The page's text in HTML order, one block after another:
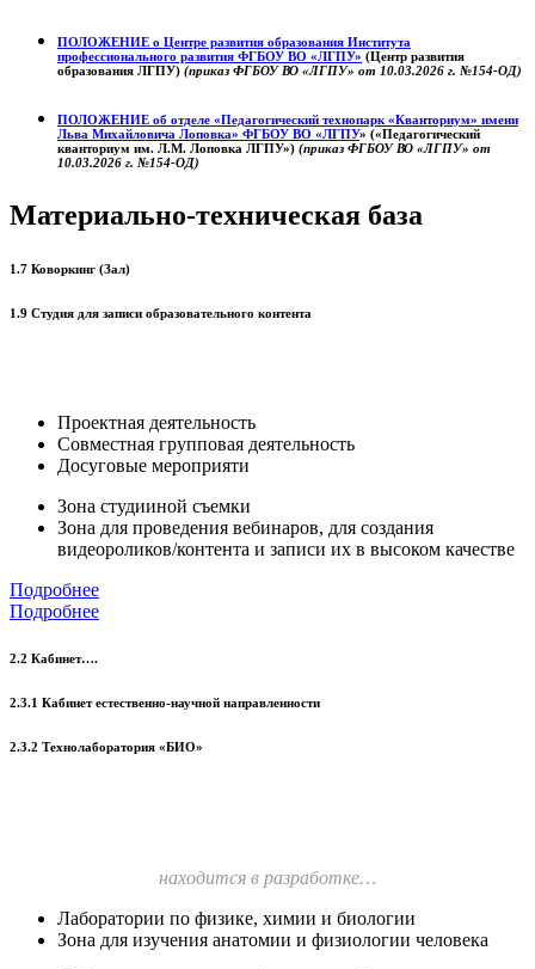
ПОЛОЖЕНИЕ о Центре развития образования Института
профессионального развития ФГБОУ ВО «ЛГПУ» (Центр развития
образования ЛГПУ) (приказ ФГБОУ ВО «ЛГПУ» от 10.03.2026 г. №154-ОД)
ПОЛОЖЕНИЕ об отделе «Педагогический технопарк «Кванториум» имени
Льва Михайловича Лоповка» ФГБОУ ВО «ЛГПУ» («Педагогический
кванториум им. Л.М. Лоповка ЛГПУ») (приказ ФГБОУ ВО «ЛГПУ» от
10.03.2026 г. №154-ОД)
Материально-техническая база
1.7 Коворкинг (Зал)
1.9 Студия для записи образовательного контента
Проектная деятельность
Совместная групповая деятельность
Досуговые мероприяти
Зона студииной съемки
Зона для проведения вебинаров, для создания
видеороликов/контента и записи их в высоком качестве
Подробнее
Подробнее
2.2 Кабинет….
2.3.1 Кабинет естественно-научной направленности
2.3.2 Технолаборатория «БИО»
находится в разработке…
Лаборатории по физике, химии и биологии
Зона для изучения анатомии и физиологии человека